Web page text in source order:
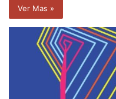
Ver Mas »